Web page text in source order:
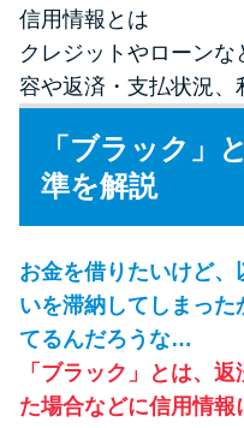
学生
への
は要
090金
ては
の対
信用情報とは
クレジットやローン
容や返済・支払状況、
「ブラック」
準を解説
お金を借りたいけど
いを滞納してしまっ
てるんだろうな…
「ブラック」とは、
た場合などに信用情報